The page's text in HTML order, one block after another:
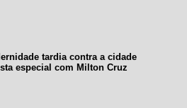
tardia contra a cidade
especial com Milton Cruz